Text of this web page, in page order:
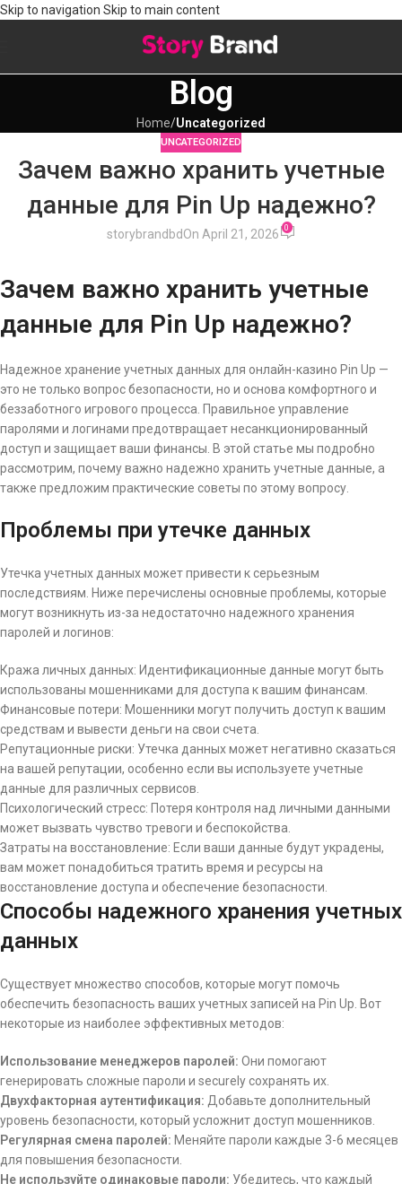
Skip to navigation Skip to main content
Blog
Home/Uncategorized
UNCATEGORIZED
Зачем важно хранить учетные
данные для Pin Up надежно?
storybrandbdOn April 21, 2026 0
Зачем важно хранить учетные
данные для Pin Up надежно?
Надежное хранение учетных данных для онлайн-казино Pin Up —
это не только вопрос безопасности, но и основа комфортного и
беззаботного игрового процесса. Правильное управление
паролями и логинами предотвращает несанкционированный
доступ и защищает ваши финансы. В этой статье мы подробно
рассмотрим, почему важно надежно хранить учетные данные, а
также предложим практические советы по этому вопросу.
Проблемы при утечке данных
Утечка учетных данных может привести к серьезным
последствиям. Ниже перечислены основные проблемы, которые
могут возникнуть из-за недостаточно надежного хранения
паролей и логинов:
Кража личных данных: Идентификационные данные могут быть
использованы мошенниками для доступа к вашим финансам.
Финансовые потери: Мошенники могут получить доступ к вашим
средствам и вывести деньги на свои счета.
Репутационные риски: Утечка данных может негативно сказаться
на вашей репутации, особенно если вы используете учетные
данные для различных сервисов.
Психологический стресс: Потеря контроля над личными данными
может вызвать чувство тревоги и беспокойства.
Затраты на восстановление: Если ваши данные будут украдены,
вам может понадобиться тратить время и ресурсы на
восстановление доступа и обеспечение безопасности.
Способы надежного хранения учетных
данных
Существует множество способов, которые могут помочь
обеспечить безопасность ваших учетных записей на Pin Up. Вот
некоторые из наиболее эффективных методов:
Использование менеджеров паролей: Они помогают
генерировать сложные пароли и securely сохранять их.
Двухфакторная аутентификация: Добавьте дополнительный
уровень безопасности, который усложнит доступ мошенников.
Регулярная смена паролей: Меняйте пароли каждые 3-6 месяцев
для повышения безопасности.
Не используйте одинаковые пароли: Убедитесь, что каждый